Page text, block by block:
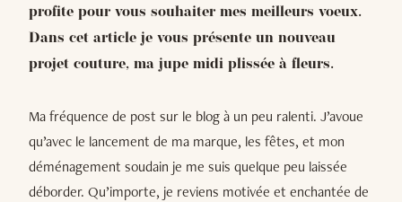
profite pour vous souhaiter mes meilleurs voeux.
Dans cet article je vous présente un nouveau
projet couture, ma jupe midi plissée à fleurs.
Ma fréquence de post sur le blog à un peu ralenti. J’avoue
qu’avec le lancement de ma marque, les fêtes, et mon
déménagement soudain je me suis quelque peu laissée
déborder. Qu’importe, je reviens motivée et enchantée de